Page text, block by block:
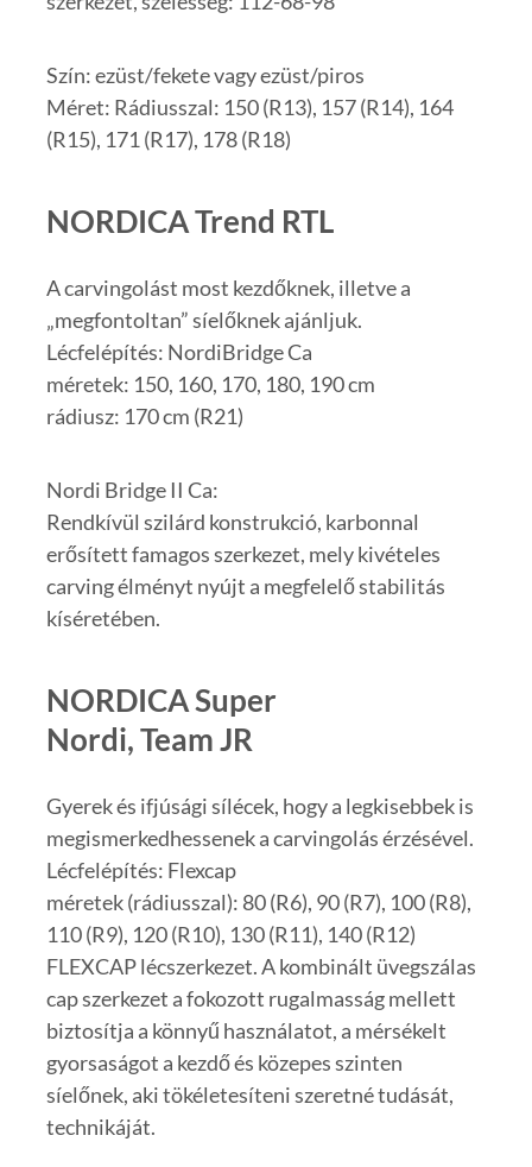
Szín: ezüst/fekete vagy ezüst/piros
Méret: Rádiusszal: 150 (R13), 157 (R14), 164
(R15), 171 (R17), 178 (R18)
NORDICA Trend RTL
A carvingolást most kezdőknek, illetve a
„megfontoltan” síelőknek ajánljuk.
Lécfelépítés: NordiBridge Ca
méretek: 150, 160, 170, 180, 190 cm
rádiusz: 170 cm (R21)
Nordi Bridge II Ca:
Rendkívül szilárd konstrukció, karbonnal
erősített famagos szerkezet, mely kivételes
carving élményt nyújt a megfelelő stabilitás
kíséretében.
NORDICA Super
Nordi, Team JR
Gyerek és ifjúsági sílécek, hogy a legkisebbek is
megismerkedhessenek a carvingolás érzésével.
Lécfelépítés: Flexcap
méretek (rádiusszal): 80 (R6), 90 (R7), 100 (R8),
110 (R9), 120 (R10), 130 (R11), 140 (R12)
FLEXCAP lécszerkezet. A kombinált üvegszálas
cap szerkezet a fokozott rugalmasság mellett
biztosítja a könnyű használatot, a mérsékelt
gyorsaságot a kezdő és közepes szinten
síelőnek, aki tökéletesíteni szeretné tudását,
technikáját.